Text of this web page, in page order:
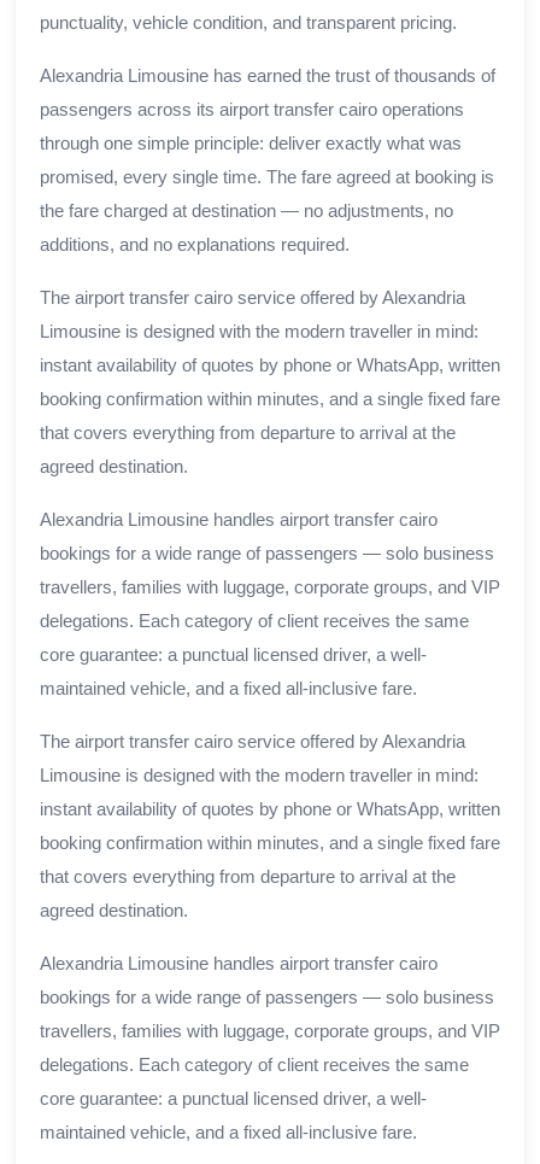
punctuality, vehicle condition, and transparent pricing.
Alexandria Limousine has earned the trust of thousands of
passengers across its airport transfer cairo operations
through one simple principle: deliver exactly what was
promised, every single time. The fare agreed at booking is
the fare charged at destination — no adjustments, no
additions, and no explanations required.
The airport transfer cairo service offered by Alexandria
Limousine is designed with the modern traveller in mind:
instant availability of quotes by phone or WhatsApp, written
booking confirmation within minutes, and a single fixed fare
that covers everything from departure to arrival at the
agreed destination.
Alexandria Limousine handles airport transfer cairo
bookings for a wide range of passengers — solo business
travellers, families with luggage, corporate groups, and VIP
delegations. Each category of client receives the same
core guarantee: a punctual licensed driver, a well-
maintained vehicle, and a fixed all-inclusive fare.
The airport transfer cairo service offered by Alexandria
Limousine is designed with the modern traveller in mind:
instant availability of quotes by phone or WhatsApp, written
booking confirmation within minutes, and a single fixed fare
that covers everything from departure to arrival at the
agreed destination.
Alexandria Limousine handles airport transfer cairo
bookings for a wide range of passengers — solo business
travellers, families with luggage, corporate groups, and VIP
delegations. Each category of client receives the same
core guarantee: a punctual licensed driver, a well-
maintained vehicle, and a fixed all-inclusive fare.